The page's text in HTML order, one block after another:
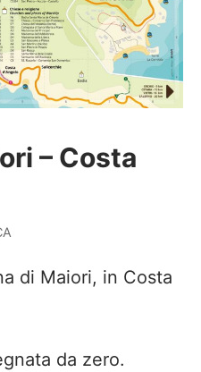
– Costa
di Maiori, in Costa
da zero.